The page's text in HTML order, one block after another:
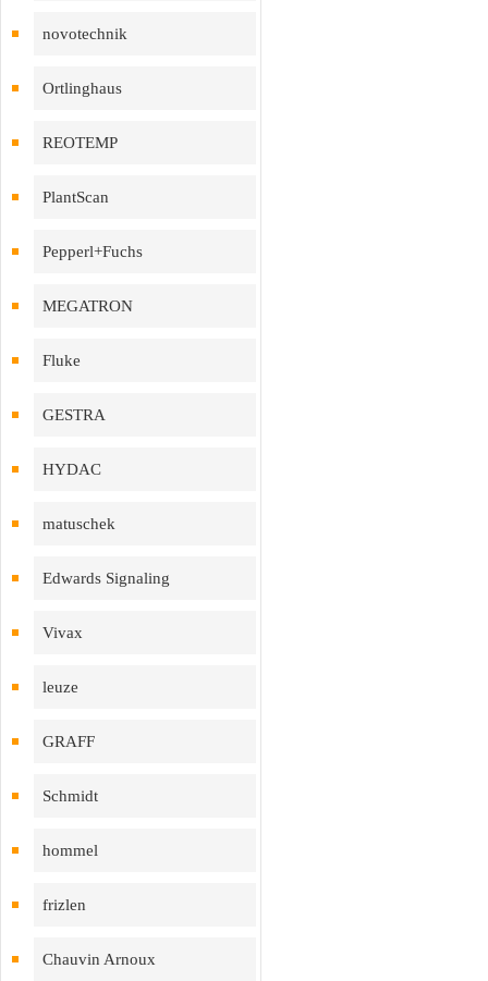
novotechnik
Ortlinghaus
REOTEMP
PlantScan
Pepperl+Fuchs
MEGATRON
Fluke
GESTRA
HYDAC
matuschek
Edwards Signaling
Vivax
leuze
GRAFF
Schmidt
hommel
frizlen
Chauvin Arnoux